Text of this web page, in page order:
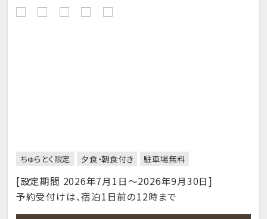
ちゅらとく限定 夕食・朝食付き 駐車場無料
[設定期間 2026年7月1日～2026年9月30日]
予約受付けは、宿泊1日前の12時まで